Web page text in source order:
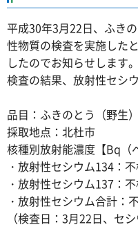
平成30年3月22日、ふき
性物質の検査を実施した
したのでお知らせします。
検査の結果、放射性セシ
品目：ふきのとう（野生）
採取地点：北杜市
核種別放射能濃度【Bq（
・放射性セシウム134：
・放射性セシウム137：
・放射性セシウム合計：
（検査日：3月22日、セ